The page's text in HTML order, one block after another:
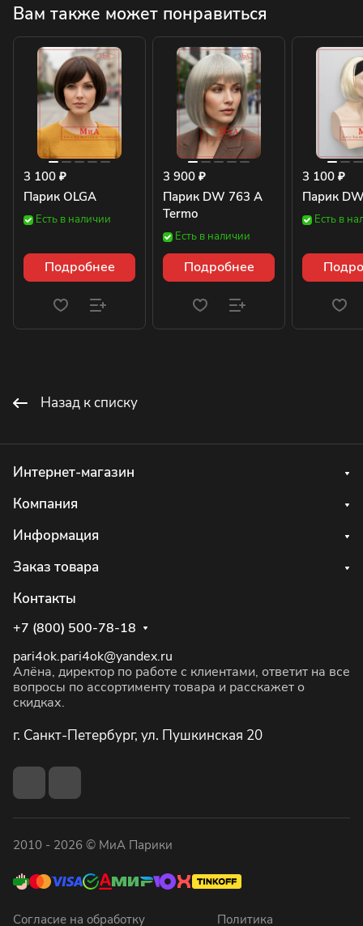
Вам также может понравиться
3 100 ₽
Парик OLGA
Есть в наличии
Подробнее
3 900 ₽
Парик DW 763 A
Termo
Есть в наличии
Подробнее
3 100 ₽
Парик
Есть в
Назад к списку
Интернет-магазин
Компания
Информация
Заказ товара
Контакты
+7 (800) 500-78-18
pari4ok.pari4ok@yandex.ru
Алёна, директор по работе с клиентами, ответит на все
вопросы по ассортименту товара и расскажет о
скидках.
г. Санкт-Петербург, ул. Пушкинская 20
2010 - 2026 © МиА Парики
Согласие на обработку Политика